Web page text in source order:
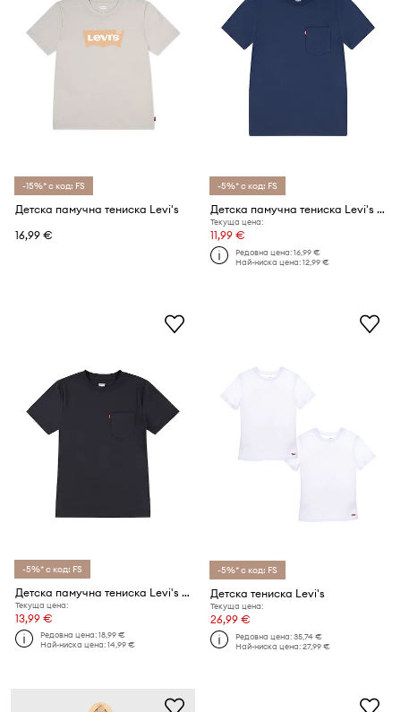
-15%* с код: FS
Детска памучна тениска Levi's
16,99 €
-5%* с код: FS
Детска памучна тениска Levi's SUNSET POCKET TEE
Текуща цена:
11,99 €
Редовна цена:16,99 €
Най-ниска цена:12,99 €
-5%* с код: FS
Детска памучна тениска Levi's SUNSET POCKET TEE
Текуща цена:
13,99 €
Редовна цена:18,99 €
Най-ниска цена:14,99 €
-5%* с код: FS
Детска тениска Levi's
Текуща цена:
26,99 €
Редовна цена:35,74 €
Най-ниска цена:27,99 €